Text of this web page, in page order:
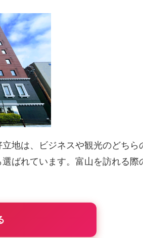
地は、ビジネスや観光のどち
ばれています。富山を訪れる際